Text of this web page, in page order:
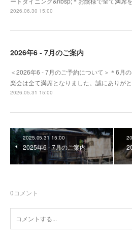
2026.06.30 15:00
2026年6 - 7月のご案内
＜2026年6 - 7月のご予約について＞＊6月
楽会は全て満席となりました。誠にありが
2026.05.31 15:00
2025.05.31 15:00
2025年6 - 7月のご案内
0コメント